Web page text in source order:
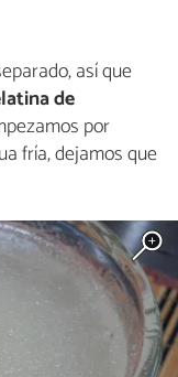
así que
de
por
fría, dejamos que